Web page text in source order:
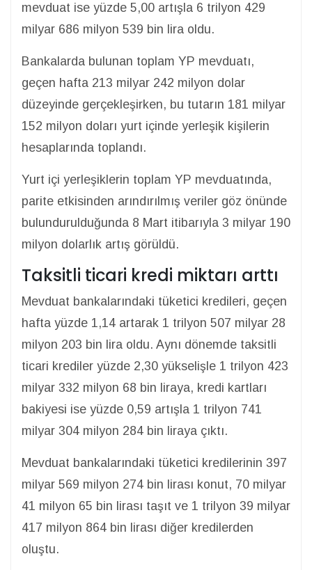
mevduat ise yüzde 5,00 artışla 6 trilyon 429
milyar 686 milyon 539 bin lira oldu.
Bankalarda bulunan toplam YP mevduatı,
geçen hafta 213 milyar 242 milyon dolar
düzeyinde gerçekleşirken, bu tutarın 181 milyar
152 milyon doları yurt içinde yerleşik kişilerin
hesaplarında toplandı.
Yurt içi yerleşiklerin toplam YP mevduatında,
parite etkisinden arındırılmış veriler göz önünde
bulundurulduğunda 8 Mart itibarıyla 3 milyar 190
milyon dolarlık artış görüldü.
Taksitli ticari kredi miktarı arttı
Mevduat bankalarındaki tüketici kredileri, geçen
hafta yüzde 1,14 artarak 1 trilyon 507 milyar 28
milyon 203 bin lira oldu. Aynı dönemde taksitli
ticari krediler yüzde 2,30 yükselişle 1 trilyon 423
milyar 332 milyon 68 bin liraya, kredi kartları
bakiyesi ise yüzde 0,59 artışla 1 trilyon 741
milyar 304 milyon 284 bin liraya çıktı.
Mevduat bankalarındaki tüketici kredilerinin 397
milyar 569 milyon 274 bin lirası konut, 70 milyar
41 milyon 65 bin lirası taşıt ve 1 trilyon 39 milyar
417 milyon 864 bin lirası diğer kredilerden
oluştu.